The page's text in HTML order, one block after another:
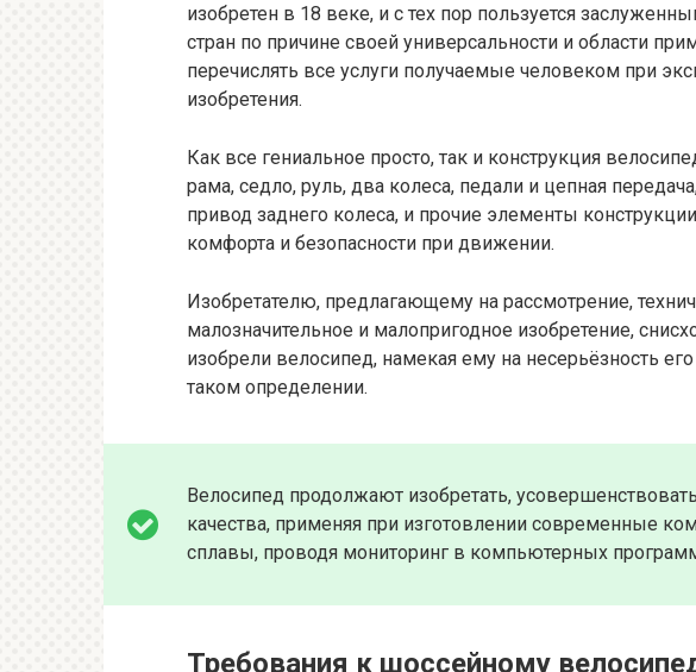
изобретен в 18 веке, и с тех пор пользуется
стран по причине своей универсальности и области
перечислять все услуги получаемые человеком при
изобретения.
Как все гениальное просто, так и конструкция
рама, седло, руль, два колеса, педали и цепная
привод заднего колеса, и прочие элементы
комфорта и безопасности при движении.
Изобретателю, предлагающему на рассмотрение,
малозначительное и малопригодное изобретение,
изобрели велосипед, намекая ему на несерьёзность
таком определении.
Велосипед продолжают изобретать,
качества, применяя при изготовлении современные
сплавы, проводя мониторинг в компьютерных
Требования к шоссейному